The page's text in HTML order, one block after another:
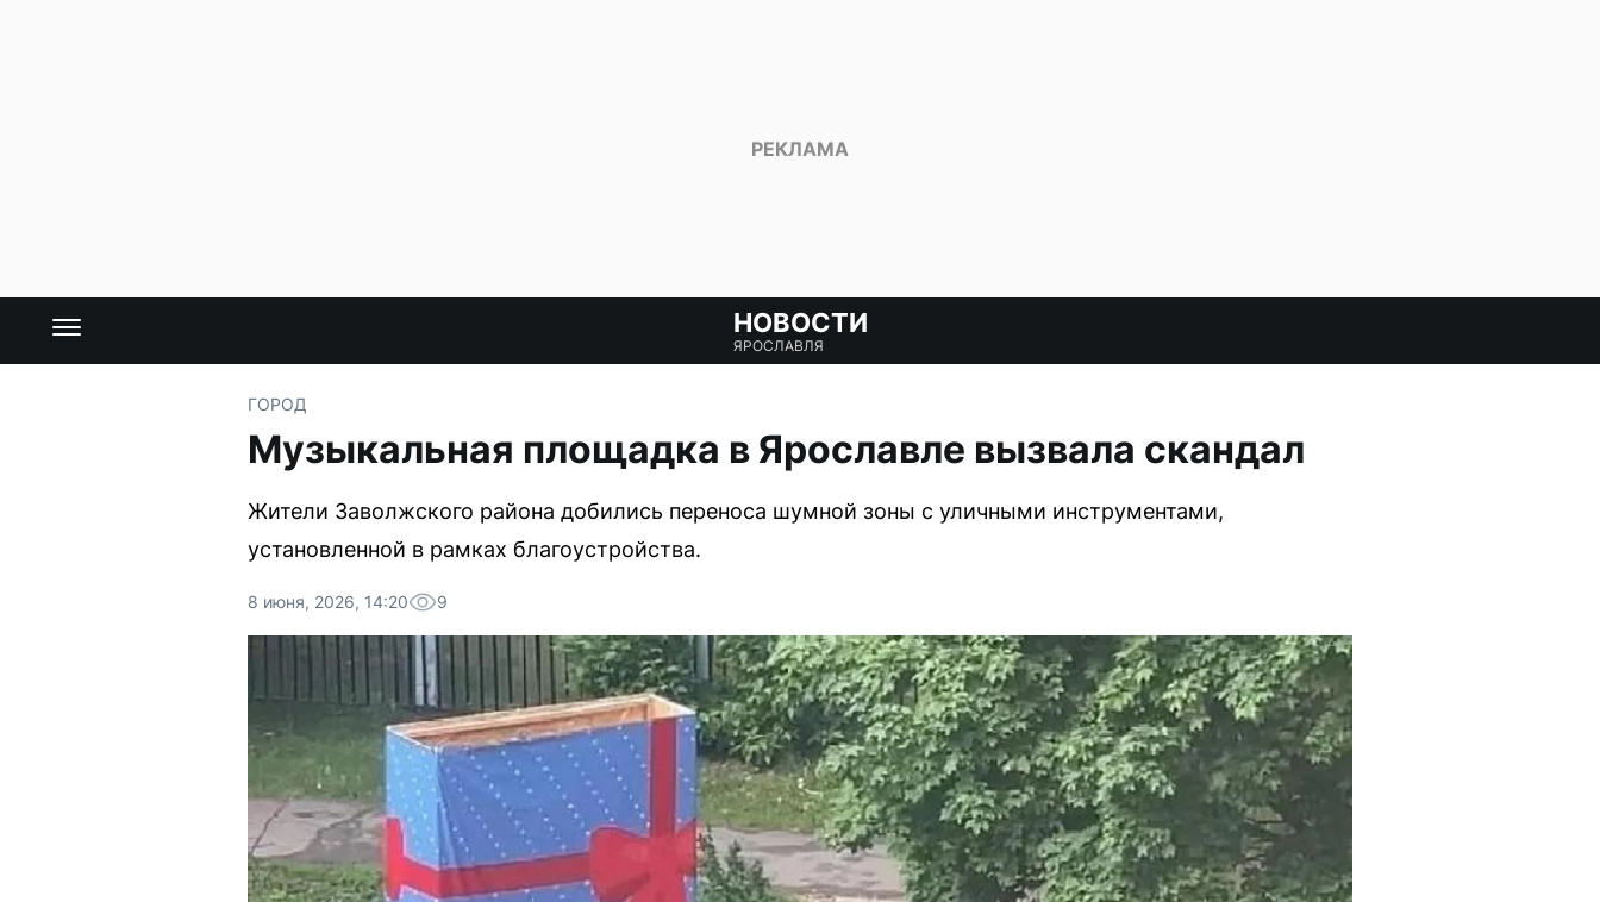
НОВОСТИ
ЯРОСЛАВЛЯ
ГОРОД
Музыкальная площадка в Ярославле вызвала скандал
Жители Заволжского района добились переноса шумной зоны с уличными инструментами,
установленной в рамках благоустройства.
8 июня, 2026, 14:20 9